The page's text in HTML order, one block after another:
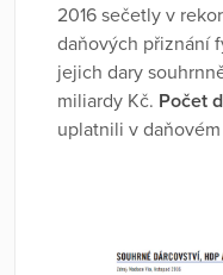
2016 sečetly v
daňových přiznání
jejich dary
miliardy Kč. Počet
uplatnili v